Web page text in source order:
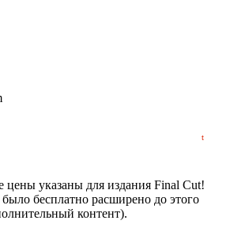
t
цены указаны для издания Final Cut!
бесплатно расширено до этого
контент).